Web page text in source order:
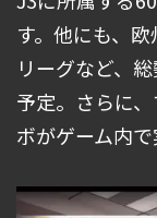
す。他にも、
リーグなど、
予定。さらに
ボがゲーム内で